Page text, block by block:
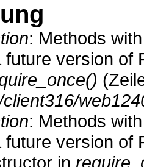
: Methods
version of
: Methods
version of
in